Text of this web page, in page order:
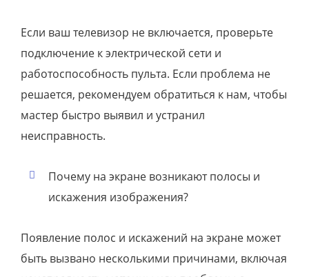
Если ваш телевизор не включается, проверьте
подключение к электрической сети и
работоспособность пульта. Если проблема не
решается, рекомендуем обратиться к нам, чтобы
мастер быстро выявил и устранил
неисправность.
Почему на экране возникают полосы и
искажения изображения?
Появление полос и искажений на экране может
быть вызвано несколькими причинами, включая